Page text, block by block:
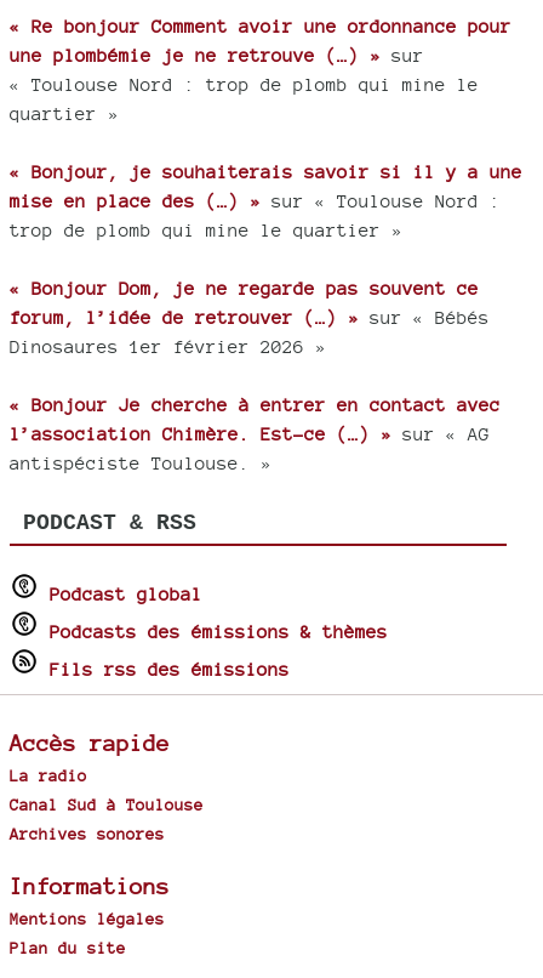
« Re bonjour Comment avoir une ordonnance pour
une plombémie je ne retrouve (…) » sur
« Toulouse Nord : trop de plomb qui mine le
quartier »
« Bonjour, je souhaiterais savoir si il y a une
mise en place des (…) » sur « Toulouse Nord :
trop de plomb qui mine le quartier »
« Bonjour Dom, je ne regarde pas souvent ce
forum, l’idée de retrouver (…) » sur « Bébés
Dinosaures 1er février 2026 »
« Bonjour Je cherche à entrer en contact avec
l’association Chimère. Est-ce (…) » sur « AG
antispéciste Toulouse. »
PODCAST & RSS
Podcast global
Podcasts des émissions & thèmes
Fils rss des émissions
Accès rapide
La radio
Canal Sud à Toulouse
Archives sonores
Informations
Mentions légales
Plan du site